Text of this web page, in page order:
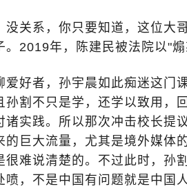
没关系，你只要知道，这位大
。2019年，陈建民被法院以"
爱好者，孙宇晨如此痴迷这门
孙割不只是学，还学以致用，
诸实践。所以那次冲击校长提
的巨大流量，尤其是境外媒体
很难说清楚的。不过此时，孙
喷，不是中国有问题就是中国